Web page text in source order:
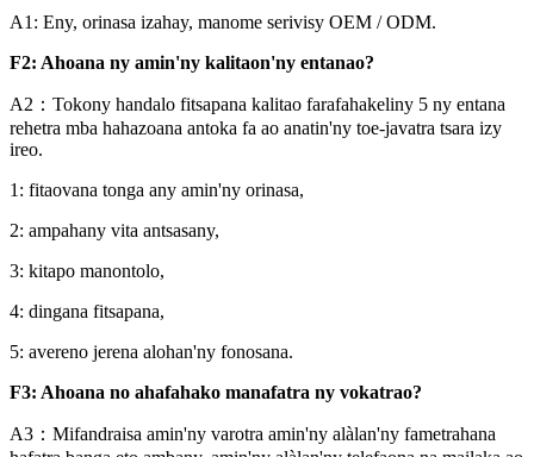
A1: Eny, orinasa izahay, manome serivisy OEM / ODM.
F2: Ahoana ny amin'ny kalitaon'ny entanao?
A2：Tokony handalo fitsapana kalitao farafahakeliny 5 ny entana
rehetra mba hahazoana antoka fa ao anatin'ny toe-javatra tsara izy
ireo.
1: fitaovana tonga any amin'ny orinasa,
2: ampahany vita antsasany,
3: kitapo manontolo,
4: dingana fitsapana,
5: avereno jerena alohan'ny fonosana.
F3: Ahoana no ahafahako manafatra ny vokatrao?
A3：Mifandraisa amin'ny varotra amin'ny alàlan'ny fametrahana